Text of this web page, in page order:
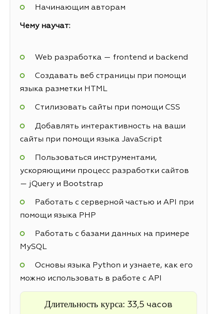
Начинающим авторам
Чему научат:
Web разработка — frontend и backend
Создавать веб страницы при помощи
языка разметки HTML
Стилизовать сайты при помощи CSS
Добавлять интерактивность на ваши
сайты при помощи языка JavaScript
Пользоваться инструментами,
ускоряющими процесс разработки сайтов
— jQuery и Bootstrap
Работать с серверной частью и API при
помощи языка PHP
Работать с базами данных на примере
MySQL
Основы языка Python и узнаете, как его
можно использовать в работе с API
Длительность курса: 33,5 часов